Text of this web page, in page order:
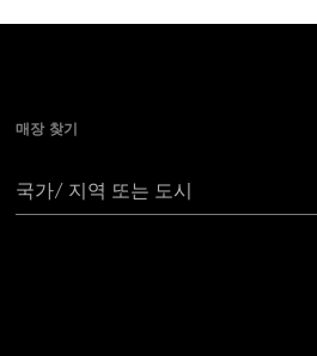
매장 찾기
국가/ 지역 또는 도시